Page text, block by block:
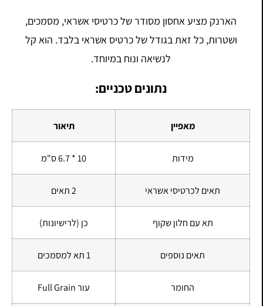
הארנק מציע אחסון מסודר של כרטיסי אשראי, מסמכים,
ושטרות, כל זאת בגודל של כרטיס אשראי בלבד. הוא קל
לנשיאה ונוח במיוחד.
נתונים טכניים:
מאפיין תיאור
מידות 10 * 6.7 ס"מ
תאים לכרטיסי אשראי 2 תאים
תא עם חלון שקוף כן (לרישיונות)
תאים נוספים 1 תא למסמכים
החומר עור Full Grain